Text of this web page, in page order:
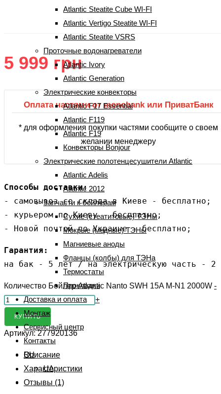
Atlantic Steatite Cube WI-FI
Atlantic Vertigo Steatite WI-FI
Atlantic Steatite VSRS
Проточные водонагреватели
Atlantic Ivory
Atlantic Generation
Электрические конвекторы
Atlantic F17 Essential
Atlantic F119
Atlantic F19
Конвекторы Bonjour
Электрические полотенцесушители Atlantic
Atlantic Adelis
Atlantic 2012
Запчасти к бойлерам
Сухие (стеатитовые) ТЭНы
Мокрые (медные) ТЭНы
Магниевые аноды
Фланцы (колбы) для ТЭНа
Термостаты
Прокладки
Доставка и оплата
Монтаж
Сервисный центр
Контакты
RU
UA
5.00из 5 на основе опроса
5 999 грн
Оплата частями от monobank или ПриватБанк
* для оформления покупки частями сообщите о своем
желании менеджеру
Способы доставки:
- самовывоз со склада в Киеве - бесплатно;
- курьером по Киеву - бесплатно;
- Новой почтой по Украине - бесплатно;
Гарантия:
на бак - 5 лет / на электрическую часть - 2
Количество Бойлер Atlantic Nanto SWH 15A M-N1 2000W -
+
КУПИТЬ
Артикул:277920136
Описание
Характеристики
Отзывы (1)